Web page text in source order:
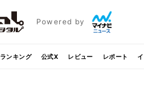
Powered by
ランキング 公式X レビュー レポート